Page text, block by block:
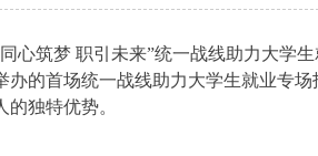
心筑梦 职引未来”统一战线助力大学
的首场统一战线助力大学生就业专
独特优势。